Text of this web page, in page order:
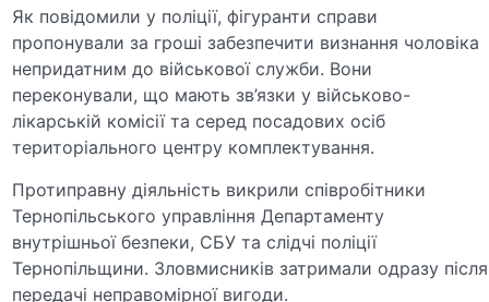
Як повідомили у поліції, фігуранти справи
пропонували за гроші забезпечити визнання чоловіка
непридатним до військової служби. Вони
переконували, що мають зв’язки у військово-
лікарській комісії та серед посадових осіб
територіального центру комплектування.
Протиправну діяльність викрили співробітники
Тернопільського управління Департаменту
внутрішньої безпеки, СБУ та слідчі поліції
Тернопільщини. Зловмисників затримали одразу після
передачі неправомірної вигоди.